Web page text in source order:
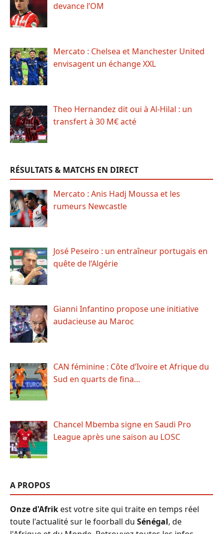
devance l’OM
Mercato : Chelsea et Manchester United
envisagent un échange XXL
Theo Hernandez dit oui à Al-Hilal : un
transfert à 30 M€ acté
RÉSULTATS & MATCHS EN DIRECT
Mercato : Anis Hadj Moussa et les
rumeurs Newcastle
José Peseiro : un entraîneur portugais en
quête de l’Algérie
Gianni Infantino propose une initiative
audacieuse au Maroc
CAN féminine : Côte d’Ivoire et Afrique du
Sud en quarts de fina…
Chancel Mbemba signe en Saudi Pro
League après une saison au LOSC
A PROPOS
Onze d'Afrikest votre site qui traite en temps réel
toute l'actualité sur le foorball du Sénégal, de